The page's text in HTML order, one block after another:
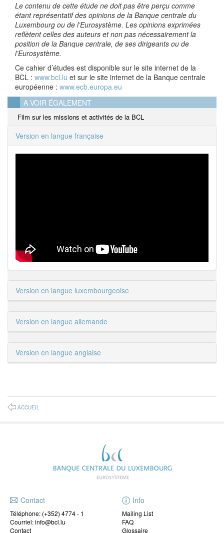
Le contenu de cette étude ne doit pas être perçu comme
étant représentatif des opinions de la Banque centrale du
Luxembourg ou de l’Eurosystème. Les opinions exprimées
reflètent celles des auteurs et non pas nécessairement la
position de la Banque centrale, de ses dirigeants ou de
l’Eurosystème.
Ce cahier d’études est disponible sur le site internet de la
BCL : www.bcl.lu et sur le site internet de la Banque centrale
européenne : www.ecb.europa.eu
A VOIR ÉGALEMENT
Film sur les missions et activités de la BCL
Version en langue française
Version en langue luxembourgeoise
Version en langue allemande
Version en langue anglaise
ACCUEIL
Contact
Téléphone: (+352) 4774 - 1
Courriel: info@bcl.lu
Contact
Info
Mailing List
FAQ
Glossaire